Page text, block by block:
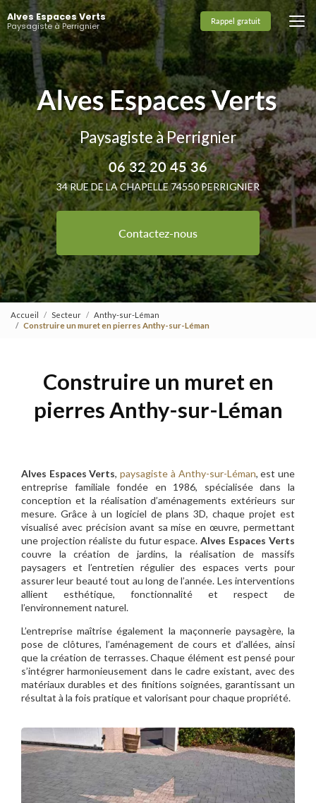
Aller
au
contenu
principal
Alves Espaces Verts
Paysagiste à Perrignier Rappel gratuit
Paysagiste à Perrignier
06 32 20 45 36
34 RUE DE LA CHAPELLE 74550 PERRIGNIER
Contactez-nous
Accueil Secteur
Anthy-sur-Léman
Construire un muret en pierres Anthy-sur-Léman
Construire un muret en
pierres Anthy-sur-Léman
Alves Espaces Verts,paysagiste à Anthy-sur-Léman, est une
entreprise familiale fondée en 1986, spécialisée dans la
conception et la réalisation d’aménagements extérieurs sur
mesure. Grâce à un logiciel de plans 3D, chaque projet est
visualisé avec précision avant sa mise en œuvre, permettant
une projection réaliste du futur espace.Alves Espaces Verts
couvre la création de jardins, la réalisation de massifs
paysagers et l’entretien régulier des espaces verts pour
assurer leur beauté tout au long de l’année. Les interventions
allient esthétique, fonctionnalité et respect de
l’environnement naturel.
L’entreprise maîtrise également la maçonnerie paysagère, la
pose de clôtures, l’aménagement de cours et d’allées, ainsi
que la création de terrasses. Chaque élément est pensé pour
s’intégrer harmonieusement dans le cadre existant, avec des
matériaux durables et des finitions soignées, garantissant un
résultat à la fois pratique et valorisant pour chaque propriété.